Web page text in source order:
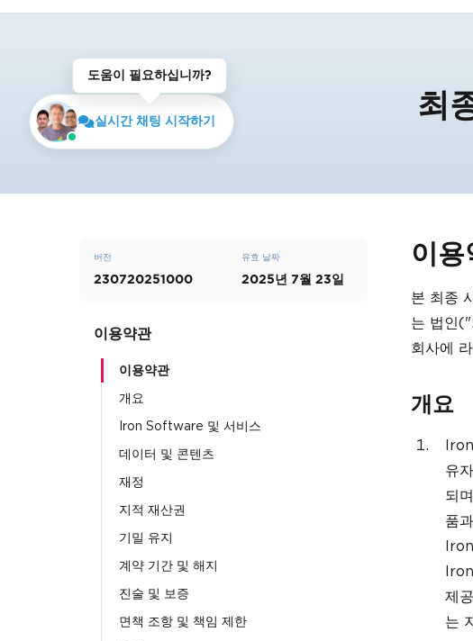
도움이 필요하십니까?
실시간 채팅 시작하기 최
버전
230720251000
유효 날짜
2025년 7월 23일
이용약관
이용약관
개요
Iron Software 및 서비스
데이터 및 콘텐츠
재정
지적 재산권
기밀 유지
계약 기간 및 해지
진술 및 보증
면책 조항 및 책임 제한
이용
본 최종
는 법인
회사에
개요
유
되
품
제
는